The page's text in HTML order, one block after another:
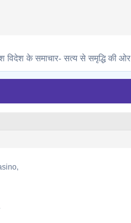
विदेश के समाचार- सत्य से समृद्धि की ओर